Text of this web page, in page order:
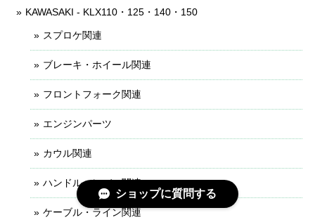
KAWASAKI - KLX110・125・140・150
スプロケ関連
ブレーキ・ホイール関連
フロントフォーク関連
エンジンパーツ
カウル関連
ハンドル・レバー関連
ケーブル・ライン関連
ショップに質問する